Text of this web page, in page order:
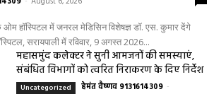
हॉस्पिटल में जनरल मेडिसिन विशेषज्ञ डॉ. एस. कुमार देंगे
सरायपाली में रविवार, 9 अगस्त 2026...
महासमुंद कलेक्टर ने सुनी आमजनों की समस्याएं,
संबंधित विभागों को त्वरित निराकरण के दिए निर्देश
Uncategorized हेमंत वैष्णव 9131614309 -